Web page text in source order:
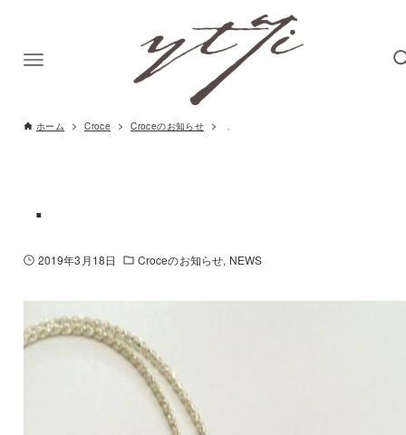
ホーム Croce Croceのお知らせ ．
．
2019年3月18日 Croceのお知らせ NEWS